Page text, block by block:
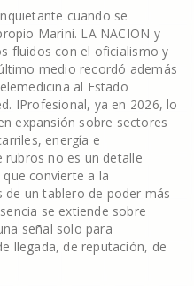
cuando se
Marini. LA NACION y
fluidos con el oficialismo y
medio recordó además
al Estado
IProfesional, ya en 2026, lo
expansión sobre sectores
energía e
rubros no es un detalle
convierte a la
de un tablero de poder más
se extiende sobre
señal solo para
llegada, de reputación, de